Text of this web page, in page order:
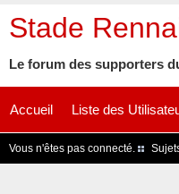
Stade
Le forum des supporters
Accueil Liste des
Vous n'êtes pas connecté.